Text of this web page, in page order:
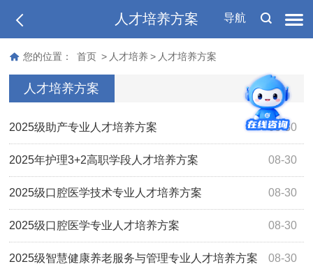
导航
人才培养方案
您的位置： 首页 > 人才培养 > 人才培养方案
人才培养方案
08-30
2025级助产专业人才培养方案
08-30
2025年护理3+2高职学段人才培养方案
08-30
2025级口腔医学技术专业人才培养方案
08-30
2025级口腔医学专业人才培养方案
08-30
2025级智慧健康养老服务与管理专业人才培养方案